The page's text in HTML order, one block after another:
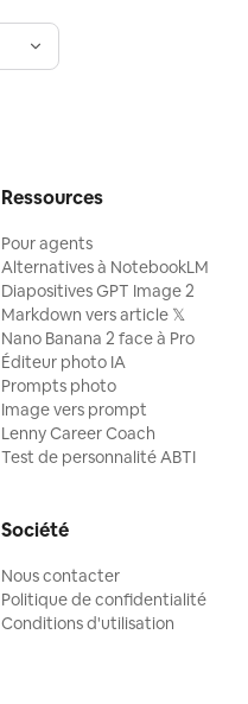
Ressources
Pour agents
Alternatives à NotebookLM
Diapositives GPT Image 2
Markdown vers article 𝕏
Nano Banana 2 face à Pro
Éditeur photo IA
Prompts photo
Image vers prompt
Lenny Career Coach
Test de personnalité ABTI
Société
Nous contacter
Politique de confidentialité
Conditions d'utilisation